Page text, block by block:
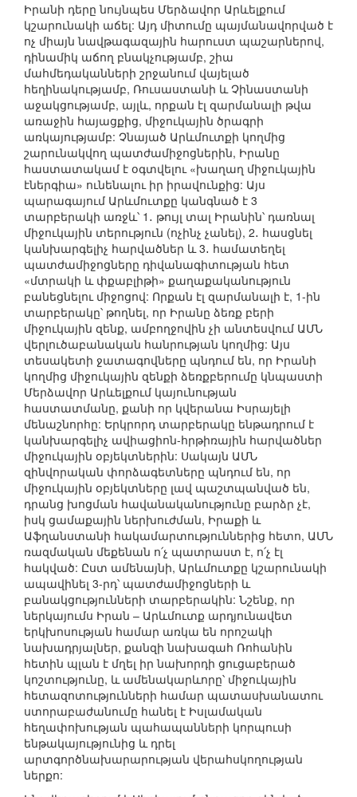
Իրանի դերը նույնպես Մերձավոր Արևելքում
կշարունակի աճել: Այդ միտումը պայմանավորված է
ոչ միայն նավթագազային հարուստ պաշարներով,
դինամիկ աճող բնակչությամբ, շիա
մահմեդականների շրջանում վայելած
հեղինակությամբ, Ռուսաստանի և Չինաստանի
աջակցությամբ, այլև, որքան էլ զարմանալի թվա
առաջին հայացքից, միջուկային ծրագրի
առկայությամբ: Չնայած Արևմուտքի կողմից
շարունակվող պատժամիջոցներին, Իրանը
հաստատակամ է օգտվելու «խաղաղ միջուկային
էներգիա» ունենալու իր իրավունքից: Այս
պարագայում Արևմուտքը կանգնած է 3
տարբերակի առջև՝ 1․ թույլ տալ Իրանին՝ դառնալ
միջուկային տերություն (ոչինչ չանել), 2․ հասցնել
կանխարգելիչ հարվածներ և 3․ համատեղել
պատժամիջոցները դիվանագիտության հետ
«մտրակի և փքաբլիթի» քաղաքականություն
բանեցնելու միջոցով: Որքան էլ զարմանալի է, 1-ին
տարբերակը՝ թողնել, որ Իրանը ձեռք բերի
միջուկային զենք, ամբողջովին չի անտեսվում ԱՄՆ
վերլուծաբանական հանրության կողմից: Այս
տեսակետի ջատագովները պնդում են, որ Իրանի
կողմից միջուկային զենքի ձեռքբերումը կնպաստի
Մերձավոր Արևելքում կայունության
հաստատմանը, քանի որ կվերանա Իսրայելի
մենաշնորհը: Երկրորդ տարբերակը ենթադրում է
կանխարգելիչ ավիացիոն-հրթիռային հարվածներ
միջուկային օբյեկտներին: Սակայն ԱՄՆ
զինվորական փորձագետները պնդում են, որ
միջուկային օբյեկտները լավ պաշտպանված են,
դրանց խոցման հավանականությունը բարձր չէ,
իսկ ցամաքային ներխուժման, Իրաքի և
Աֆղանստանի հակամարտություններից հետո, ԱՄՆ
ռազմական մեքենան ո՛չ պատրաստ է, ո՛չ էլ
հակված: Ըստ ամենայնի, Արևմուտքը կշարունակի
ապավինել 3-րդ՝ պատժամիջոցների և
բանակցությունների տարբերակին: Նշենք, որ
ներկայումս Իրան – Արևմուտք արդյունավետ
երկխոսության համար առկա են որոշակի
նախադրյալներ, քանզի նախագահ Ռոհանին
հետին պլան է մղել իր նախորդի ցուցաբերած
կոշտությունը, և ամենակարևորը՝ միջուկային
հետազոտությունների համար պատասխանատու
ստորաբաժանումը հանել է Իսլամական
հեղափոխության պահապանների կորպուսի
ենթակայությունից և դրել
արտգործնախարարության վերահսկողության
ներքո: